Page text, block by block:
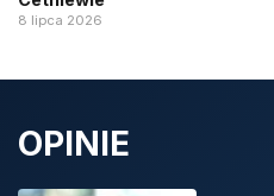
8 lipca 2026
OPINIE